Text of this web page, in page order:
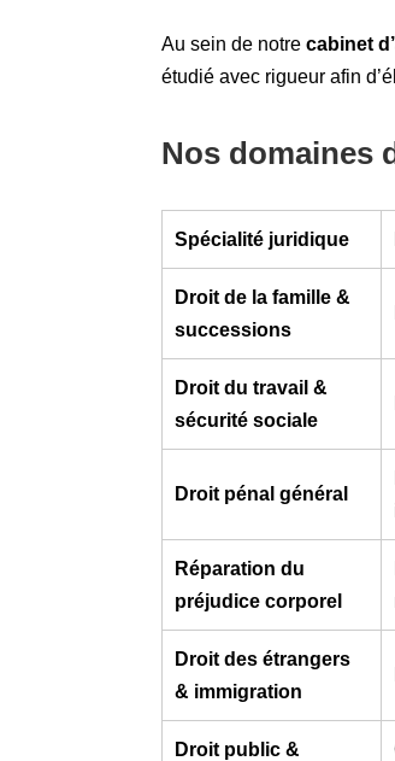
Au sein de notrecabinet
étudié avec rigueur afin
Nos domaines
Spécialité juridique
Droit de la famille &
successions
Droit du travail &
sécurité sociale
Droit pénal général
Réparation du
préjudice corporel
Droit des étrangers
& immigration
Droit public &